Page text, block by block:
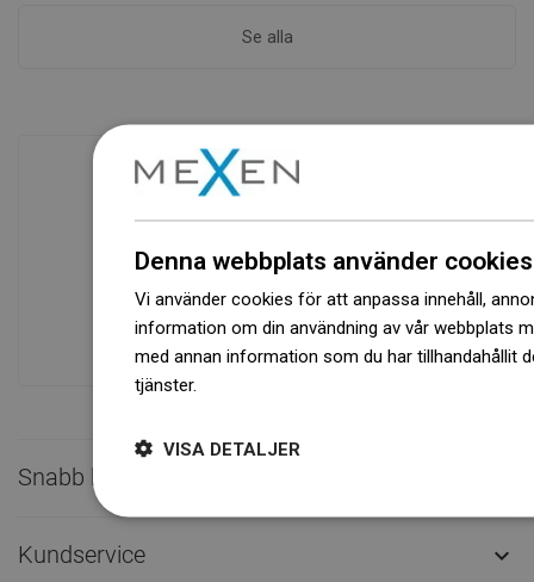
Se alla
Tillgänglighet av varor
Ett modernt logistikcenter med en yta på
31 000 m² med över 68 000 pallplatser
ger över 1 500 000 stycken tillgängliga
produkter!
Snabb kontakt
Kundservice 
Denna webbplats använder cookies
Vi använder cookies för att anpassa innehåll,
information om din användning av vår webbplats
med annan information som du har tillhandahållit
tjänster.
VISA DETALJER